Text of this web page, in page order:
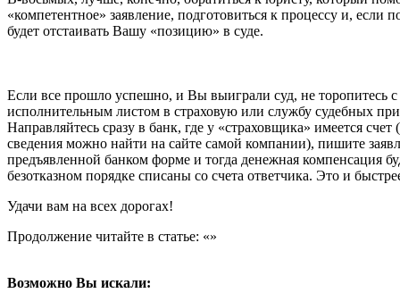
«компетентное» заявление, подготовиться к процессу и, если
будет отстаивать Вашу «позицию» в суде.
Если все прошло успешно, и Вы выиграли суд, не торопитесь с
исполнительным листом в страховую или службу судебных
Направляйтесь сразу в банк, где у «страховщика» имеется
сведения можно найти на сайте самой компании), пишите
предъявленной банком форме и тогда денежная компенсация
безотказном порядке списаны со счета ответчика. Это и
Удачи вам на всех дорогах!
Продолжение читайте в статье: «»
Возможно Вы искали: